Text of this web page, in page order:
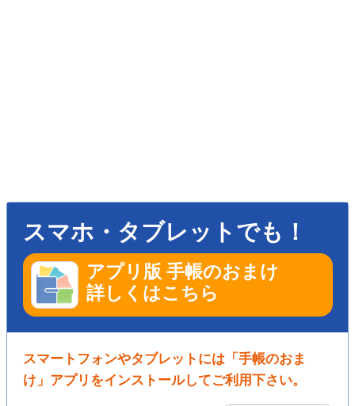
スマホ・タブレットでも！
アプリ版 手帳のおまけ
詳しくはこちら
スマートフォンやタブレットには「手帳のおま
け」アプリをインストールしてご利用下さい。